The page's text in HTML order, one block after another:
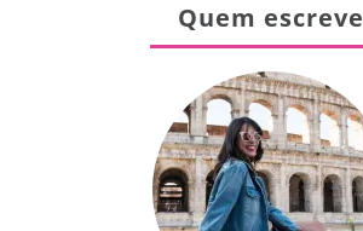
Quem escreve